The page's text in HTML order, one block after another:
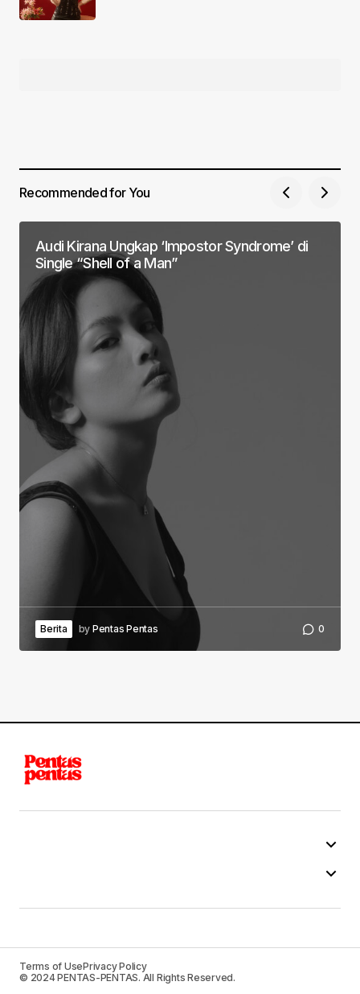
Recommended for You
Audi Kirana Ungkap ‘Impostor Syndrome’ di
Single “Shell of a Man”
Berita by Pentas Pentas 0
Terms of UsePrivacy Policy
© 2024 PENTAS-PENTAS. All Rights Reserved.